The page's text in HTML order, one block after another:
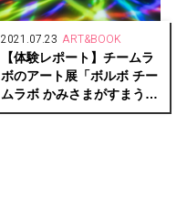
2021.07.23 ART&BOOK
【体験レポート】チームラ
ボのアート展「ボルボ チー
ムラボ かみさまがすまう
森」佐賀・御船山楽園で開